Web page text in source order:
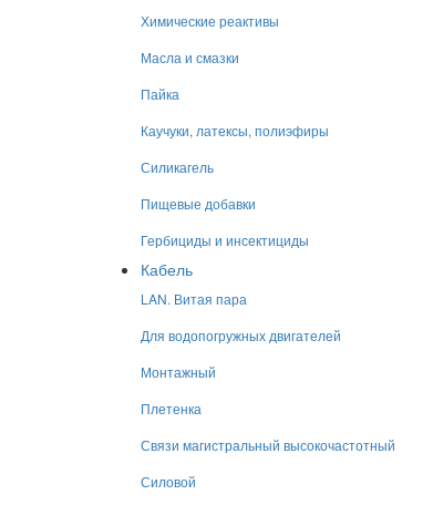
Химические реактивы
Масла и смазки
Пайка
Каучуки, латексы, полиэфиры
Силикагель
Пищевые добавки
Гербициды и инсектициды
Кабель
LAN. Витая пара
Для водопогружных двигателей
Монтажный
Плетенка
Связи магистральный высокочастотный
Силовой